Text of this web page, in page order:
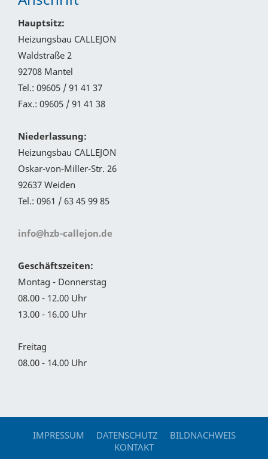
Hauptsitz:
Heizungsbau CALLEJON
Waldstraße 2
92708 Mantel
Tel.: 09605 / 91 41 37
Fax.: 09605 / 91 41 38
Niederlassung:
Heizungsbau CALLEJON
Oskar-von-Miller-Str. 26
92637 Weiden
Tel.: 0961 / 63 45 99 85
info@hzb-callejon.de
Geschäftszeiten:
Montag - Donnerstag
08.00 - 12.00 Uhr
13.00 - 16.00 Uhr
Freitag
08.00 - 14.00 Uhr
IMPRESSUM DATENSCHUTZ
BILDNACHWEIS
KONTAKT